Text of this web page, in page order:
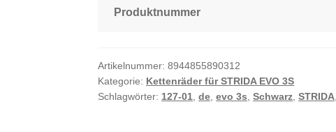
Produktnummer
Artikelnummer:8944855890312
Kategorie: Kettenräder für STRIDA EVO 3S
Schlagwörter: 127-01,de,evo 3s,Schwarz,STRIDA